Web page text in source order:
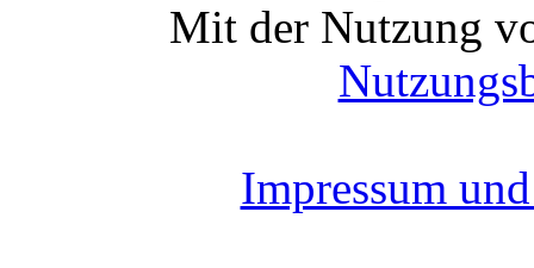
Mit der Nutzung
Impressum